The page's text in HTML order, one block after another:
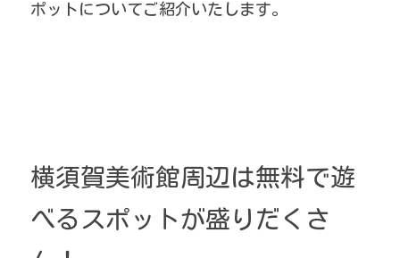
ポットについてご紹介いたします。
横須賀美術館周辺は無料で遊
べるスポットが盛りだくさ